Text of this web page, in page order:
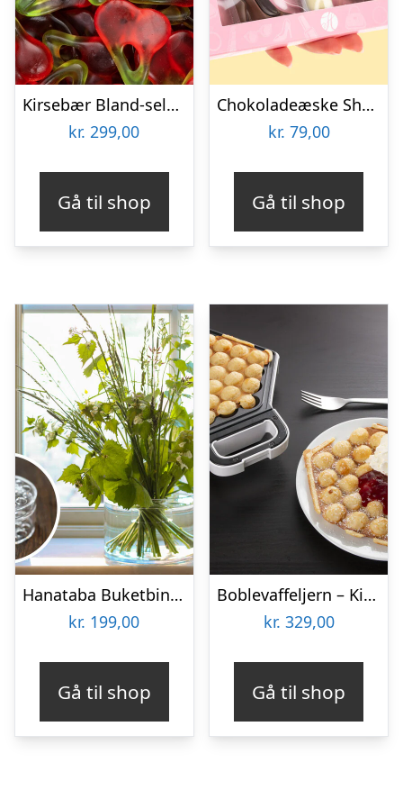
Kirsebær Bland-selv slik i kasser 2,4 kg
kr. 299,00
Gå til shop
Chokoladeæske Shopping
kr. 79,00
Gå til shop
Hanataba Buketbinder
kr. 199,00
Gå til shop
Boblevaffeljern – KitchPro
kr. 329,00
Gå til shop